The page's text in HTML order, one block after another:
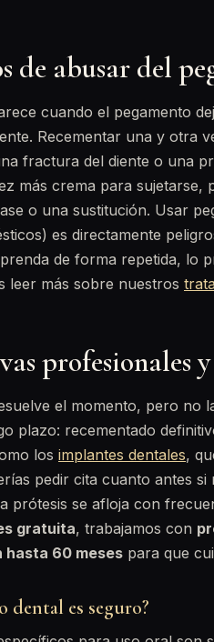
de abusar del
cuando el pegamento
Recementar una y otra
fractura del diente o una
más crema para
o una sustitución. Usar
es directamente
de forma repetida, lo
leer más sobre nuestros
profesionales
el momento, pero no
plazo: recementado
los implantes dentales,
pedir cita cuanto antes
prótesis se afloja con
gratuita, trabajamos con
hasta 60 meses para que
dental es seguro?